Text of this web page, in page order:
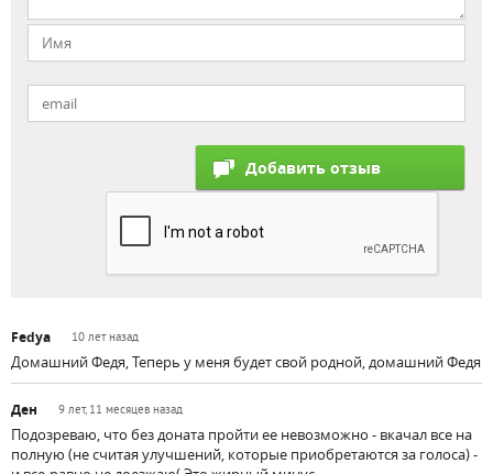
Fedya 10 лет назад
Домашний Федя, Теперь у меня будет свой родной, домашний Федя
Ден 9 лет, 11 месяцев назад
Подозреваю, что без доната пройти ее невозможно - вкачал все на
полную (не считая улучшений, которые приобретаются за голоса) -